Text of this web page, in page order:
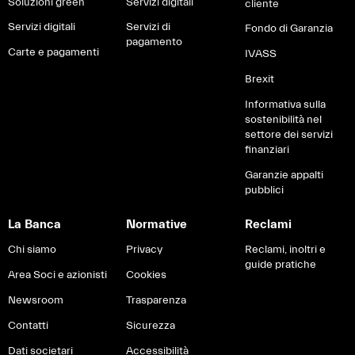
Servizi digitali
Carte e pagamenti
Servizi di
pagamento
La Banca
Chi siamo
Area Soci e azionisti
Newsroom
Contatti
Dati societari
Normative
Privacy
Cookies
Trasparenza
Sicurezza
Accessibilità
Reclami
Reclami, inoltri e
guide pratiche
cliente
Fondo di Garanzia
IVASS
Brexit
Informativa sulla
sostenibilità nel
settore dei servizi
finanziari
Garanzie appalti
pubblici